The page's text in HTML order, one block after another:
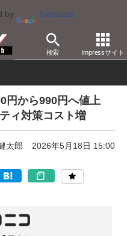
by Translate
検索 Impressサイト
映像配信 niconico
円から990円へ値上
ィ対策コスト増
太郎 2026年5月18日 15:00